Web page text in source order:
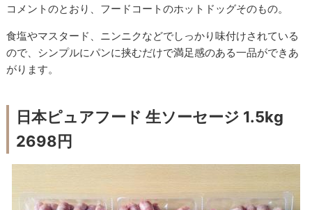
コメントのとおり、フードコートのホットドッグそのもの。
食塩やマスタード、ニンニクなどでしっかり味付けされている
ので、シンプルにパンに挟むだけで満足感のある一品ができあ
がります。
日本ピュアフード 生ソーセージ 1.5kg
2698円